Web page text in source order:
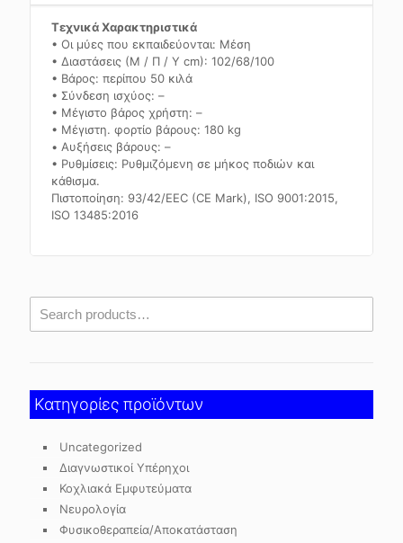
Τεχνικά Χαρακτηριστικά
• Οι μύες που εκπαιδεύονται: Μέση
• Διαστάσεις (Μ / Π / Υ cm): 102/68/100
• Βάρος: περίπου 50 κιλά
• Σύνδεση ισχύος: –
• Μέγιστο βάρος χρήστη: –
• Μέγιστη. φορτίο βάρους: 180 kg
• Αυξήσεις βάρους: –
• Ρυθμίσεις: Ρυθμιζόμενη σε μήκος ποδιών και
κάθισμα.
Πιστοποίηση: 93/42/EEC (CE Mark), ISO 9001:2015,
ISO 13485:2016
Κατηγορίες προϊόντων
Uncategorized
Διαγνωστικοί Υπέρηχοι
Κοχλιακά Εμφυτεύματα
Νευρολογία
Φυσικοθεραπεία/Αποκατάσταση